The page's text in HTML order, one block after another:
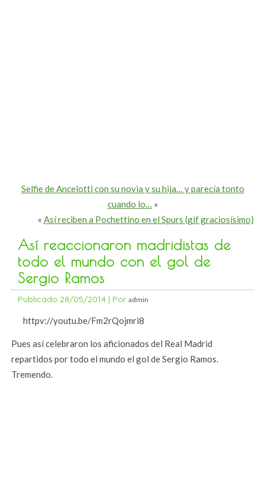
Selfie de Ancelotti con su novia y su hija… y parecía tonto
cuando lo… »
« Así reciben a Pochettino en el Spurs (gif graciosísimo)
Así reaccionaron madridistas de
todo el mundo con el gol de
Sergio Ramos
Publicado 28/05/2014 | Por admin
httpv://youtu.be/Fm2rQojmri8
Pues así celebraron los aficionados del Real Madrid
repartidos por todo el mundo el gol de Sergio Ramos.
Tremendo.